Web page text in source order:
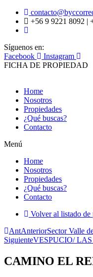
+56 9 9221 8092 |
Síguenos en:
Facebook
Instagram
FICHA DE PROPIEDAD
Home
Nosotros
Propiedades
¿Qué buscas?
Contacto
Menú
Home
Nosotros
Propiedades
¿Qué buscas?
Contacto
Volver al listado de
AntAnteriorSector Valle
SiguienteVESPUCIO/ LAS
CAMINO EL